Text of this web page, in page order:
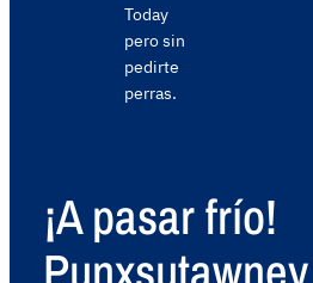
Today
pero sin
pedirte
perras.
¡A pasar frío!